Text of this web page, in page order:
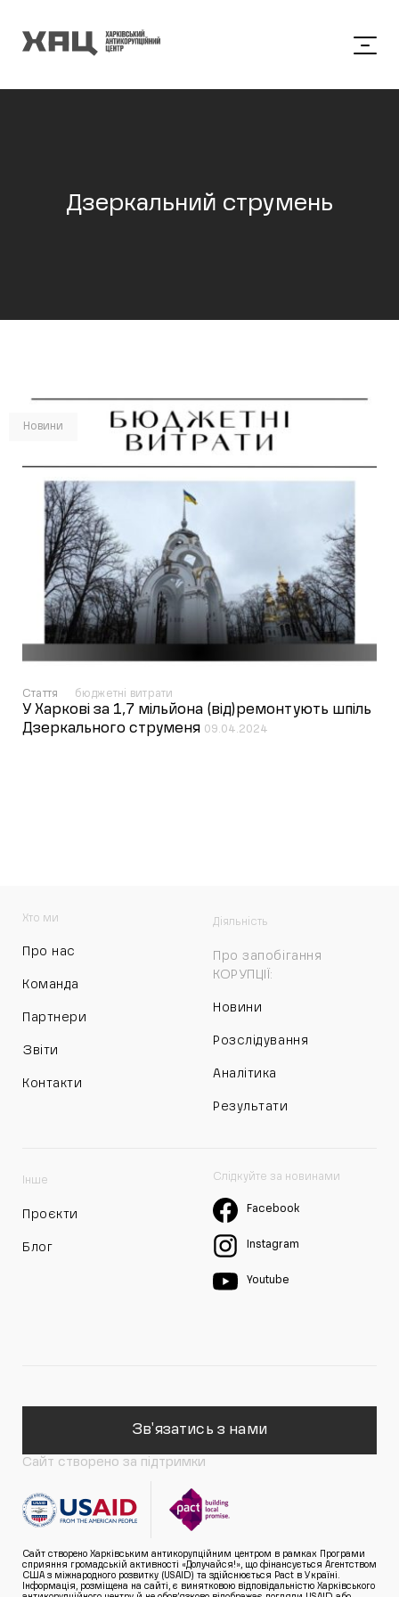
Дзеркальний струмень
Новини
Стаття бюджетні витрати
У Харкові за 1,7 мільйона (від)ремонтують шпіль
Дзеркального струменя 09.04.2024
Хто ми
Про нас
Команда
Партнери
Звіти
Контакти
Діяльність
Про запобігання
КОРУПЦІЇ:
Новини
Розслідування
Аналітика
Результати
Інше
Проєкти
Блог
Слідкуйте за новинами
Facebook
Instagram
Youtube
Зв'язатись з нами
Сайт створено за підтримки
Сайт створено Харківським антикорупційним центром в рамках Програми
сприяння громадській активності «Долучайся!», що фінансується Агентством
США з міжнародного розвитку (USAID) та здійснюється Pact в Україні.
Інформація, розміщена на сайті, є винятковою відповідальністю Харківського